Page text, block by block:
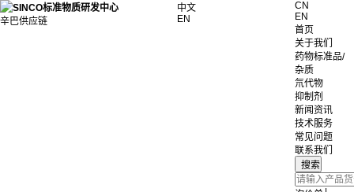
辛巴供应链
中文
EN
CN
EN
首页
关于我们
药物标准品/
杂质
氘代物
抑制剂
新闻资讯
技术服务
常见问题
联系我们